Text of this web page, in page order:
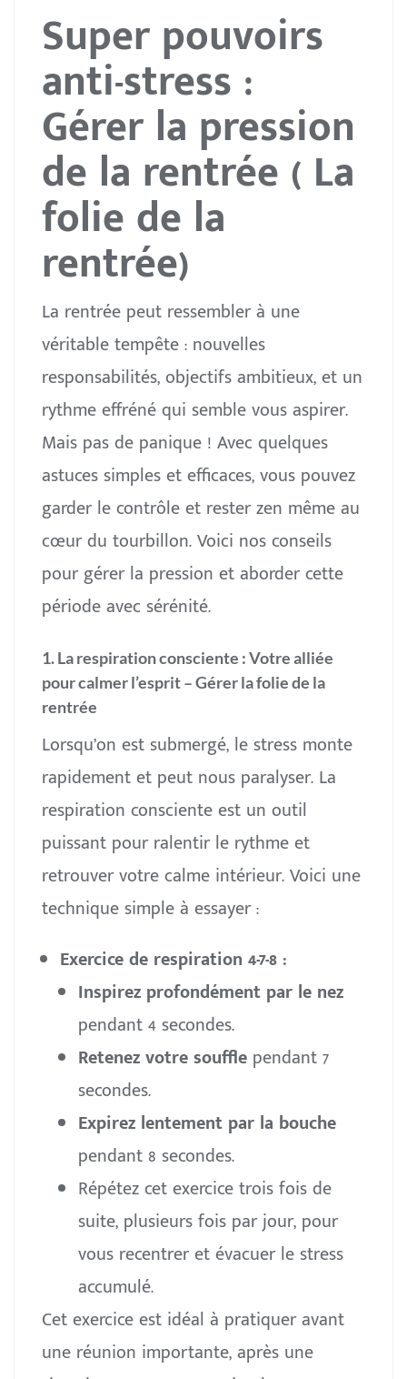
Super pouvoirs
anti-stress :
Gérer la pression
de la rentrée( La
folie de la
rentrée)
La rentrée peut ressembler à une
véritable tempête : nouvelles
responsabilités, objectifs ambitieux, et un
rythme effréné qui semble vous aspirer.
Mais pas de panique ! Avec quelques
astuces simples et efficaces, vous pouvez
garder le contrôle et rester zen même au
cœur du tourbillon. Voici nos conseils
pour gérer la pression et aborder cette
période avec sérénité.
1. La respiration consciente : Votre alliée
pour calmer l’esprit– Gérer la folie de la
rentrée
Lorsqu’on est submergé, le stress monte
rapidement et peut nous paralyser. La
respiration consciente est un outil
puissant pour ralentir le rythme et
retrouver votre calme intérieur. Voici une
technique simple à essayer :
Exercice de respiration 4-7-8 :
Inspirez profondément par le nez
pendant 4 secondes.
Retenez votre souffle pendant 7
secondes.
Expirez lentement par la bouche
pendant 8 secondes.
Répétez cet exercice trois fois de
suite, plusieurs fois par jour, pour
vous recentrer et évacuer le stress
accumulé.
Cet exercice est idéal à pratiquer avant
une réunion importante, après une